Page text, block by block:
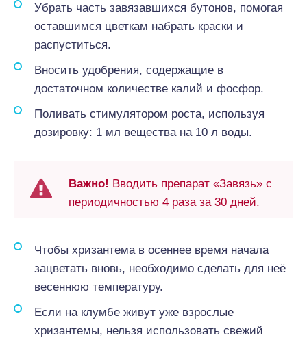
Убрать часть завязавшихся бутонов, помогая
оставшимся цветкам набрать краски и
распуститься.
Вносить удобрения, содержащие в
достаточном количестве калий и фосфор.
Поливать стимулятором роста, используя
дозировку: 1 мл вещества на 10 л воды.
Важно! Вводить препарат «Завязь» с
периодичностью 4 раза за 30 дней.
Чтобы хризантема в осеннее время начала
зацветать вновь, необходимо сделать для неё
весеннюю температуру.
Если на клумбе живут уже взрослые
хризантемы, нельзя использовать свежий